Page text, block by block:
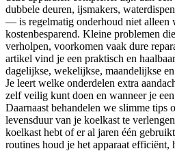
dubbele deuren, ijsmakers,
— is regelmatig onderhoud niet alleen
kostenbesparend. Kleine problemen
verholpen, voorkomen vaak dure
artikel vind je een praktisch en
dagelijkse, wekelijkse, maandelijkse
Je leert welke onderdelen extra
zelf veilig kunt doen en wanneer je
Daarnaast behandelen we slimme tips
levensduur van je koelkast te
koelkast hebt of er al jaren één
routines houd je het apparaat efficiënt,